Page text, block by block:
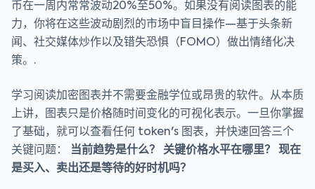
币在一周内常常波动20%至50%。如果没有阅读图表的能
力，你将在这些波动剧烈的市场中盲目操作—基于头条新
闻、社交媒体炒作以及错失恐惧（FOMO）做出情绪化决
策。.
学习阅读加密图表并不需要金融学位或昂贵的软件。从本质
上讲，图表只是价格随时间变化的可视化表示。一旦你掌握
了基础，就可以查看任何 token's 图表，并快速回答三个
关键问题： 当前趋势是什么？ 关键价格水平在哪里？
现在
是买入、卖出还是等待的好时机吗？